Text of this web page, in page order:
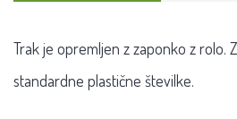
Trak je opremljen z zaponko z rolo.
standardne plastične številke.